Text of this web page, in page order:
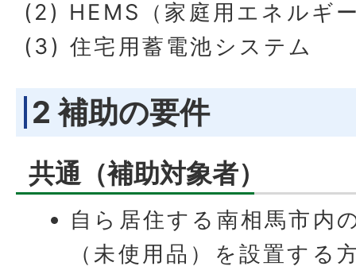
(2) HEMS（家庭用エネルギ
(3) 住宅用蓄電池システム
2 補助の要件
共通（補助対象者）
自ら居住する南相馬市内
（未使用品）を設置する